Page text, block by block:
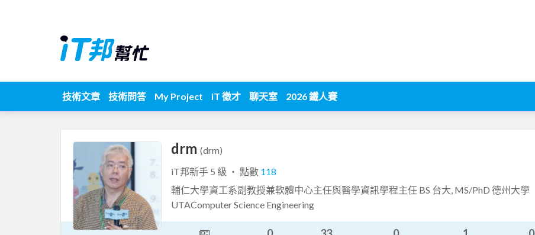
技術文章 技術問答 My Project iT 徵才 聊天室 2026 鐵人賽
drm (drm)
iT邦新手 5 級 ‧ 點數 118
輔仁大學資工系副教授兼軟體中心主任與醫學資訊學程主任 BS 台大, MS/PhD 德州大學
UTAComputer Science Engineering